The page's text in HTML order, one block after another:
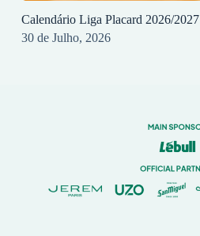
Calendário Liga Placard 2026/2027
30 de Julho, 2026